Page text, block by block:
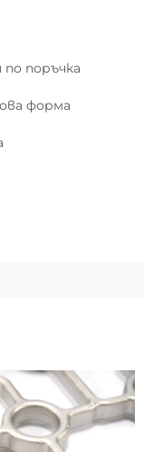
поръчка
форма